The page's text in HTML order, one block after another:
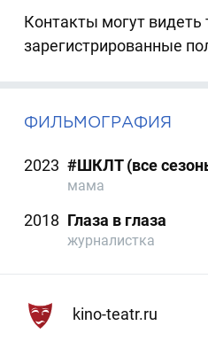
Контакты могут видеть
зарегистрированные
ФИЛЬМОГРАФИЯ
2023 #ШКЛТ (все
мама
2018 Глаза в глаза
журналистка
kino-teatr.ru